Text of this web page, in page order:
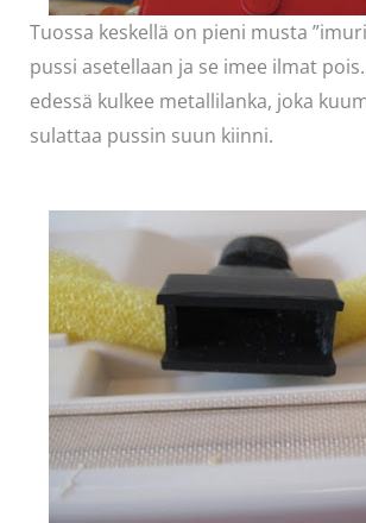
Tuossa keskellä on pieni musta
pussi asetellaan ja se imee ilmat
edessä kulkee metallilanka, joka
sulattaa pussin suun kiinni.